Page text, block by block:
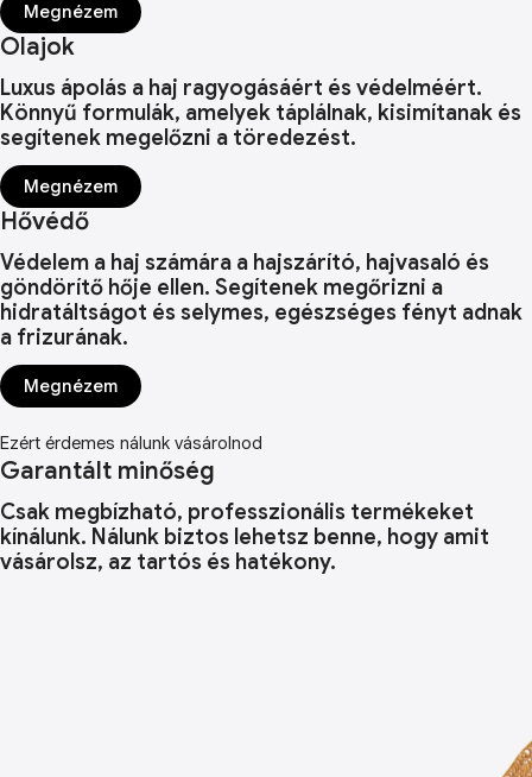
Megnézem
Olajok
Luxus ápolás a haj ragyogásáért és védelméért.
Könnyű formulák, amelyek táplálnak, kisimítanak és
segítenek megelőzni a töredezést.
Megnézem
Hővédő
Védelem a haj számára a hajszárító, hajvasaló és
göndörítő hője ellen. Segítenek megőrizni a
hidratáltságot és selymes, egészséges fényt adnak
a frizurának.
Megnézem
Ezért érdemes nálunk vásárolnod
Garantált minőség
Csak megbízható, professzionális termékeket
kínálunk. Nálunk biztos lehetsz benne, hogy amit
vásárolsz, az tartós és hatékony.